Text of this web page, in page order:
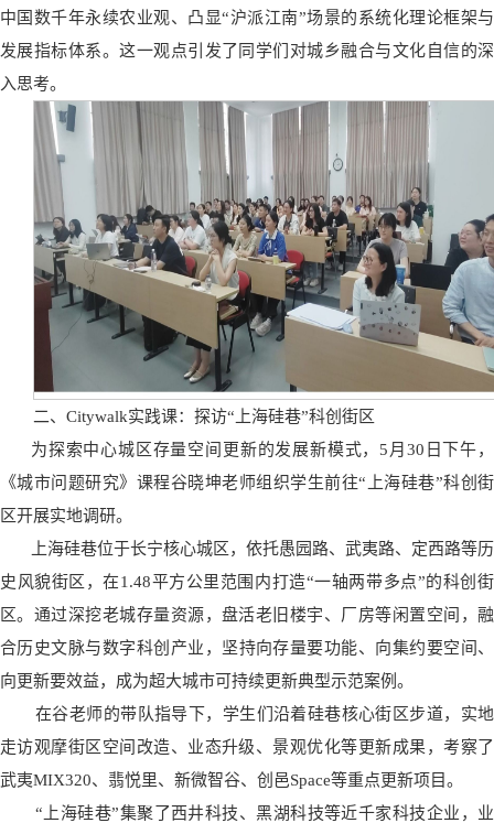
中国数千年永续农业观、凸显“沪派江南”场景的系统化理论框架与
发展指标体系。这一观点引发了同学们对城乡融合与文化自信的深
入思考。
二、Citywalk实践课：探访“上海硅巷”科创街区
为探索中心城区存量空间更新的发展新模式，5月30日下午，
《城市问题研究》课程谷晓坤老师组织学生前往“上海硅巷”科创街
区开展实地调研。
上海硅巷位于长宁核心城区，依托愚园路、武夷路、定西路等历
史风貌街区，在1.48平方公里范围内打造“一轴两带多点”的科创街
区。通过深挖老城存量资源，盘活老旧楼宇、厂房等闲置空间，融
合历史文脉与数字科创产业，坚持向存量要功能、向集约要空间、
向更新要效益，成为超大城市可持续更新典型示范案例。
在谷老师的带队指导下，学生们沿着硅巷核心街区步道，实地
走访观摩街区空间改造、业态升级、景观优化等更新成果，考察了
武夷MIX320、翡悦里、新微智谷、创邑Space等重点更新项目。
“上海硅巷”集聚了西井科技、黑湖科技等近千家科技企业，业